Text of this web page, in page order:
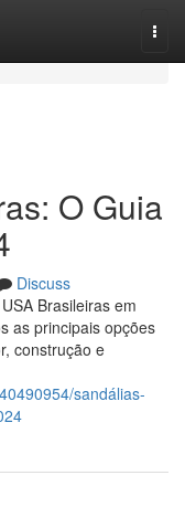
O Guia
Discuss
Brasileiras em
as principais opções
construção e
sandálias-